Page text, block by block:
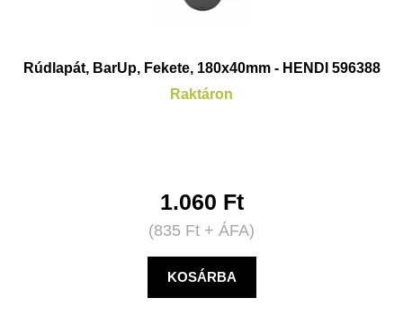
Rúdlapát, BarUp, Fekete, 180x40mm - HENDI 596388
Raktáron
1.060 Ft
(835 Ft + ÁFA)
KOSÁRBA